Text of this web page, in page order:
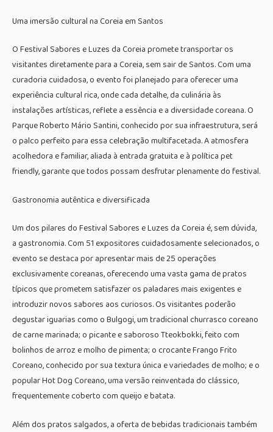
Uma imersão cultural na Coreia em Santos
O Festival Sabores e Luzes da Coreia promete transportar os
visitantes diretamente para a Coreia, sem sair de Santos. Com uma
curadoria cuidadosa, o evento foi planejado para oferecer uma
experiência cultural rica, onde cada detalhe, da culinária às
instalações artísticas, reflete a essência e a diversidade coreana. O
Parque Roberto Mário Santini, conhecido por sua infraestrutura, será
o palco perfeito para essa celebração multifacetada. A atmosfera
acolhedora e familiar, aliada à entrada gratuita e à política pet
friendly, garante que todos possam desfrutar plenamente do festival.
Gastronomia autêntica e diversificada
Um dos pilares do Festival Sabores e Luzes da Coreia é, sem dúvida,
a gastronomia. Com 51 expositores cuidadosamente selecionados, o
evento se destaca por apresentar mais de 25 operações
exclusivamente coreanas, oferecendo uma vasta gama de pratos
típicos que prometem satisfazer os paladares mais exigentes e
introduzir novos sabores aos curiosos. Os visitantes poderão
degustar iguarias como o Bulgogi, um tradicional churrasco coreano
de carne marinada; o picante e saboroso Tteokbokki, feito com
bolinhos de arroz e molho de pimenta; o crocante Frango Frito
Coreano, conhecido por sua textura única e variedades de molho; e o
popular Hot Dog Coreano, uma versão reinventada do clássico,
frequentemente coberto com queijo e batata.
Além dos pratos salgados, a oferta de bebidas tradicionais também